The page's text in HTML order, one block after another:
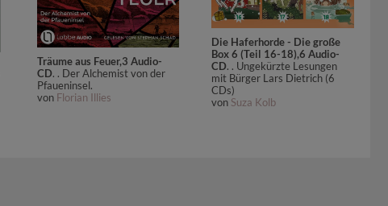
Träume aus Feuer,3 Audio-
CD. . Der Alchemist von der
Pfaueninsel.
von Florian Illies
Die Haferhorde - Die große
Box 6 (Teil 16-18),6 Audio-
CD. . Ungekürzte Lesungen
mit Bürger Lars Dietrich (6
CDs)
von Suza Kolb